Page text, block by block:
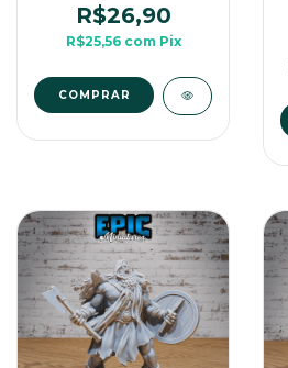
R$26,90
R$25,56 com Pix